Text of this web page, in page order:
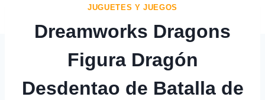
JUGUETES Y JUEGOS
Dreamworks Dragons
Figura Dragón
Desdentao de Batalla de